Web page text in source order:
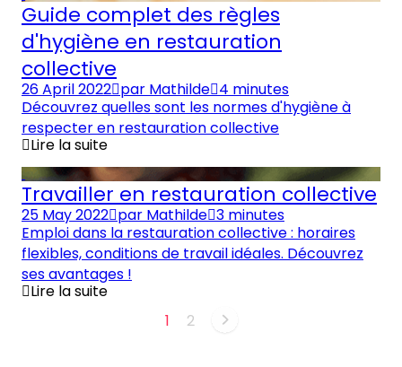
Guide complet des règles
d'hygiène en restauration
collective
26 April 2022 par Mathilde 4 minutes
Découvrez quelles sont les normes d'hygiène à
respecter en restauration collective
Lire la suite
Travailler en restauration collective
25 May 2022 par Mathilde 3 minutes
Emploi dans la restauration collective : horaires
flexibles, conditions de travail idéales. Découvrez
ses avantages !
Lire la suite
1
2